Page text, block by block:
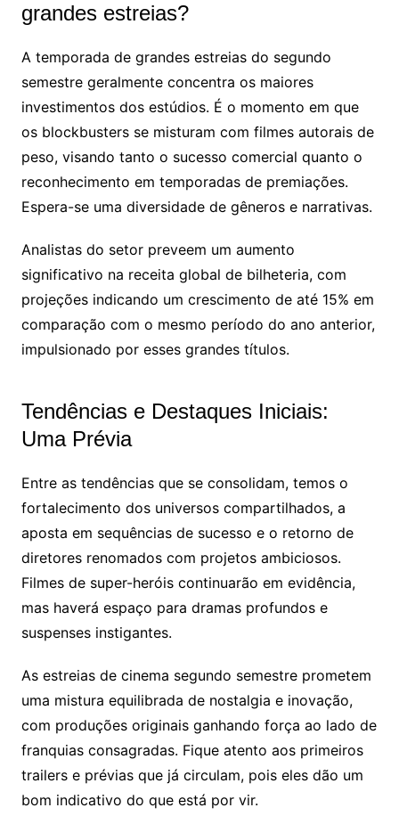
grandes estreias?
A temporada de grandes estreias do segundo
semestre geralmente concentra os maiores
investimentos dos estúdios. É o momento em que
os blockbusters se misturam com filmes autorais de
peso, visando tanto o sucesso comercial quanto o
reconhecimento em temporadas de premiações.
Espera-se uma diversidade de gêneros e narrativas.
Analistas do setor preveem um aumento
significativo na receita global de bilheteria, com
projeções indicando um crescimento de até 15% em
comparação com o mesmo período do ano anterior,
impulsionado por esses grandes títulos.
Tendências e Destaques Iniciais:
Uma Prévia
Entre as tendências que se consolidam, temos o
fortalecimento dos universos compartilhados, a
aposta em sequências de sucesso e o retorno de
diretores renomados com projetos ambiciosos.
Filmes de super-heróis continuarão em evidência,
mas haverá espaço para dramas profundos e
suspenses instigantes.
As estreias de cinema segundo semestre prometem
uma mistura equilibrada de nostalgia e inovação,
com produções originais ganhando força ao lado de
franquias consagradas. Fique atento aos primeiros
trailers e prévias que já circulam, pois eles dão um
bom indicativo do que está por vir.